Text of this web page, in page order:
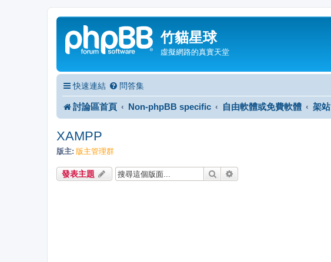
竹貓星球
虛擬網路的真實天堂
快速連結 問答集
討論區首頁 Non-phpBB specific 自由軟體或免費軟體 架站
XAMPP
版主: 版主管理群
發表主題 搜尋